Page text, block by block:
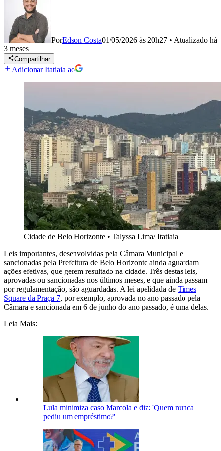
PorEdson Costa01/05/2026 às 20h27 • Atualizado há
3 meses
Compartilhar
Adicionar Itatiaia ao
Cidade de Belo Horizonte • Talyssa Lima/ Itatiaia
Leis importantes, desenvolvidas pela Câmara Municipal e
sancionadas pela Prefeitura de Belo Horizonte ainda aguardam
ações efetivas, que gerem resultado na cidade. Três destas leis,
aprovadas ou sancionadas nos últimos meses, e que ainda passam
por regulamentação, são aguardadas. A lei apelidada de Times
Square da Praça 7, por exemplo, aprovada no ano passado pela
Câmara e sancionada em 6 de junho do ano passado, é uma delas.
Leia Mais:
Lula minimiza caso Marcola e diz: 'Quem nunca
pediu um empréstimo?'